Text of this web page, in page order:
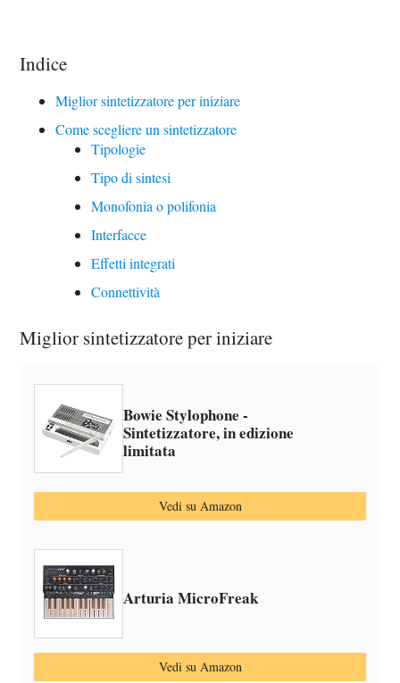
Indice
Miglior sintetizzatore per iniziare
Come scegliere un sintetizzatore
Tipologie
Tipo di sintesi
Monofonia o polifonia
Interfacce
Effetti integrati
Connettività
Miglior sintetizzatore per iniziare
Bowie Stylophone -
Sintetizzatore, in edizione
limitata
Vedi su Amazon
Arturia MicroFreak
Vedi su Amazon